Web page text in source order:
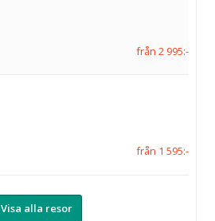
från 2 995:-
från 1 595:-
Visa alla resor